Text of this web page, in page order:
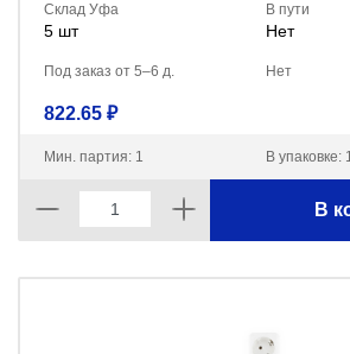
Склад Уфа
5 шт
В пути
Нет
Под заказ от 5–6 д. Нет
822.65 ₽
Мин. партия: 1 В упаковке:
В